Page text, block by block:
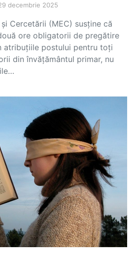
decembrie 2025
Cercetării (MEC) susține că
ore obligatorii de pregătire
atribuțiile postului pentru toți
din învățământul primar, nu